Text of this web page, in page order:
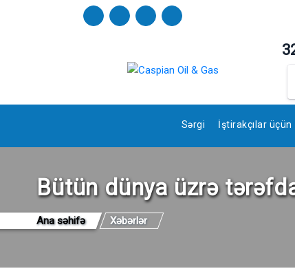
Sərgi İştirakçılar üçün
Bütün dünya üzrə
Ana səhifə Xəbərlər